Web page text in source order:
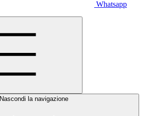
Whatsapp
Nascondi la navigazione